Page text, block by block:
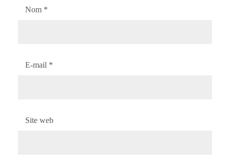
Nom *
E-mail *
Site web